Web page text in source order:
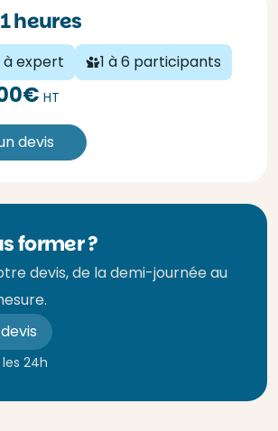
heures
expert 1 à 6 participants
HT
devis
former ?
devis, de la demi-journée au
24h